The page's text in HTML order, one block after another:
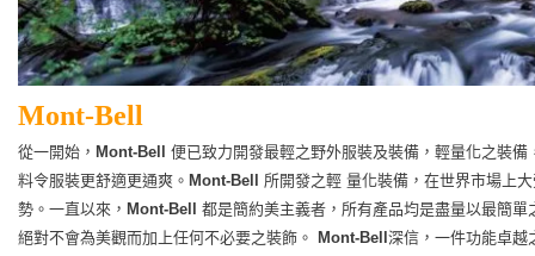
Mont-Bell
從一開始， Mont-Bell
便已致力開發最輕之野外服裝及裝備，輕量化之裝
料令服裝更舒適更通爽。 Mont-Bell
所開發之輕 量化裝備，在世界市場上
勢。 一直以來， Mont-Bell
都是簡約美主義者，所有產品均是盡量以最簡
絕對不會為美觀而加上任何不必要之裝飾。
Mont-Bell 深信，一件功能卓越